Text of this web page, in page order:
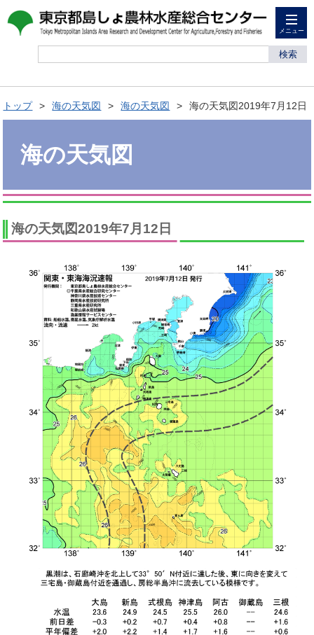
メニュー
検索
トップ 海の天気図 海の天気図 海の天気図2019年7月12日
海の天気図
海の天気図2019年7月12日